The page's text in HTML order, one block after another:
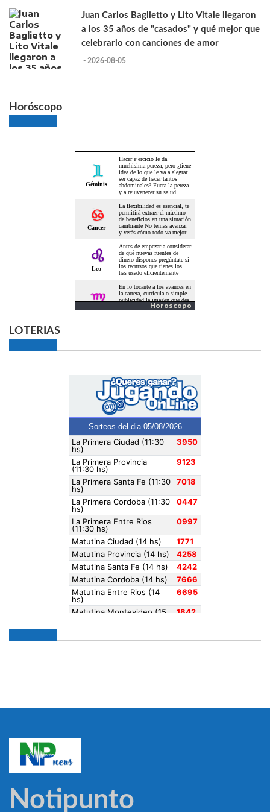
Juan Carlos Baglietto y Lito Vitale llegaron
a los 35 años de "casados" y qué mejor que
celebrarlo con canciones de amor
- 2026-08-05
Horóscopo
Horoscopo
LOTERIAS
Notipunto